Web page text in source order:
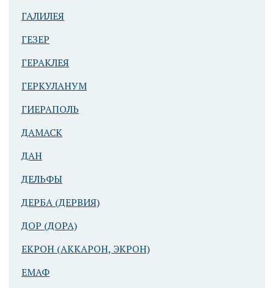
ГАЛИЛЕЯ
ГЕЗЕР
ГЕРАКЛЕЯ
ГЕРКУЛАНУМ
ГИЕРАПОЛЬ
ДАМАСК
ДАН
ДЕЛЬФЫ
ДЕРБА (ДЕРВИЯ)
ДОР (ДОРА)
ЕКРОН (АККАРОН, ЭКРОН)
ЕМАФ